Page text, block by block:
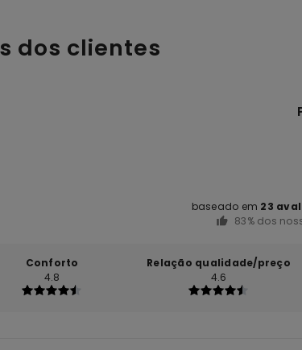
dos clientes
baseado em 23
83% dos
Conforto
4.8
Relação qualidade/preço
4.6